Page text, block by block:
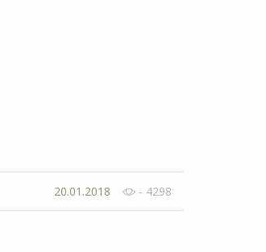
20.01.2018 - 4298